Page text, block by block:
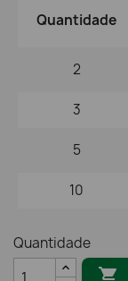
Quantidade
2
3
5
10
Quantidade
